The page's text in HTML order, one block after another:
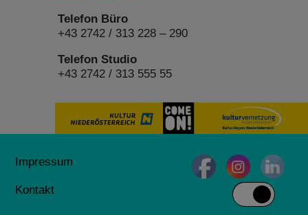
Telefon Büro
+43 2742 / 313 228 – 290
Telefon Studio
+43 2742 / 313 555 55
Impressum
Kontakt